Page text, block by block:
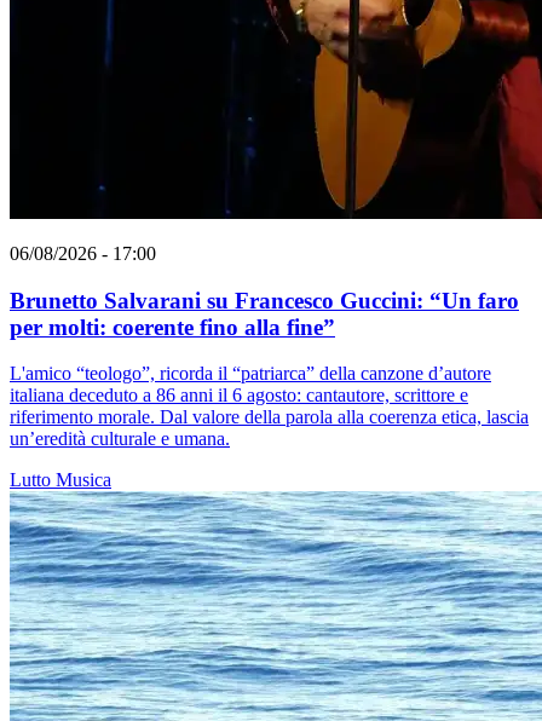
06/08/2026 - 17:00
Brunetto Salvarani su Francesco Guccini: “Un faro
per molti: coerente fino alla fine”
L'amico “teologo”, ricorda il “patriarca” della canzone d’autore
italiana deceduto a 86 anni il 6 agosto: cantautore, scrittore e
riferimento morale. Dal valore della parola alla coerenza etica, lascia
un’eredità culturale e umana.
Lutto Musica